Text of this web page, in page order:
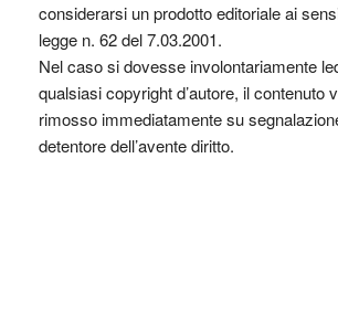
considerarsi un prodotto editoriale ai
legge n. 62 del 7.03.2001.
Nel caso si dovesse involontariamente
qualsiasi copyright d’autore, il contenuto
rimosso immediatamente su
detentore dell’avente diritto.